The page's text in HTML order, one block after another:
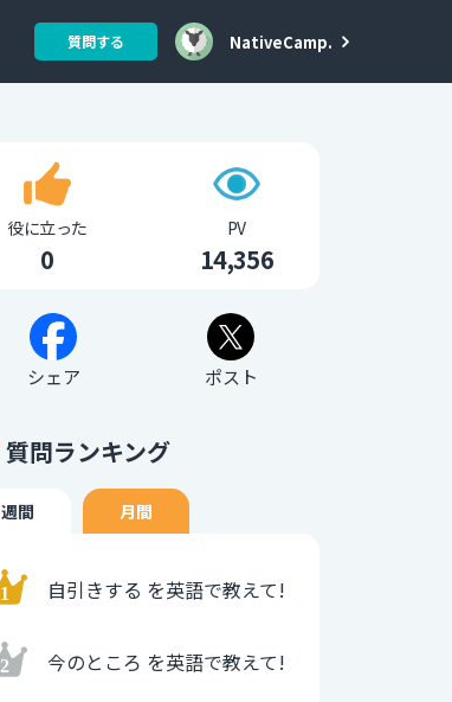
質問する NativeCamp.
役に立った
0
PV
14,356
シェア ポスト
質問ランキング
週間 月間
自引きする を英語で教えて!
今のところ を英語で教えて!